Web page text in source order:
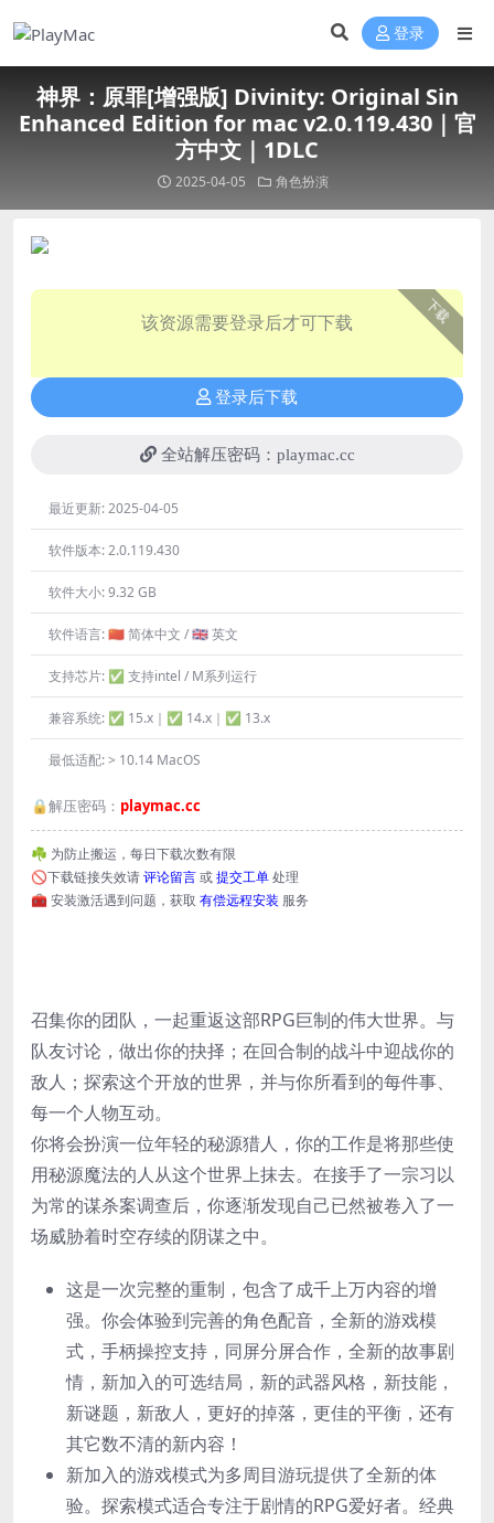
登录
神界：原罪[增强版] Divinity: Original Sin
Enhanced Edition for mac v2.0.119.430｜官
方中文｜1DLC
2025-04-05 角色扮演
下载
该资源需要登录后才可下载
登录后下载
全站解压密码：playmac.cc
最近更新:2025-04-05
软件版本:2.0.119.430
软件大小:9.32 GB
软件语言:🇨🇳 简体中文 / 🇬🇧 英文
支持芯片: ✅ 支持intel / M系列运行
兼容系统: ✅ 15.x｜✅ 14.x｜✅ 13.x
最低适配:> 10.14 MacOS
🔒解压密码： playmac.cc
☘️ 为防止搬运，每日下载次数有限
🚫下载链接失效请评论留言或提交工单处理
🧰 安装激活遇到问题，获取 有偿远程安装 服务
召集你的团队，一起重返这部RPG巨制的伟大世界。与
队友讨论，做出你的抉择；在回合制的战斗中迎战你的
敌人；探索这个开放的世界，并与你所看到的每件事、
每一个人物互动。
你将会扮演一位年轻的秘源猎人，你的工作是将那些使
用秘源魔法的人从这个世界上抹去。在接手了一宗习以
为常的谋杀案调查后，你逐渐发现自己已然被卷入了一
场威胁着时空存续的阴谋之中。
这是一次完整的重制，包含了成千上万内容的增
强。你会体验到完善的角色配音，全新的游戏模
式，手柄操控支持，同屏分屏合作，全新的故事剧
情，新加入的可选结局，新的武器风格，新技能，
新谜题，新敌人，更好的掉落，更佳的平衡，还有
其它数不清的新内容！
新加入的游戏模式为多周目游玩提供了全新的体
验。探索模式适合专注于剧情的RPG爱好者。经典